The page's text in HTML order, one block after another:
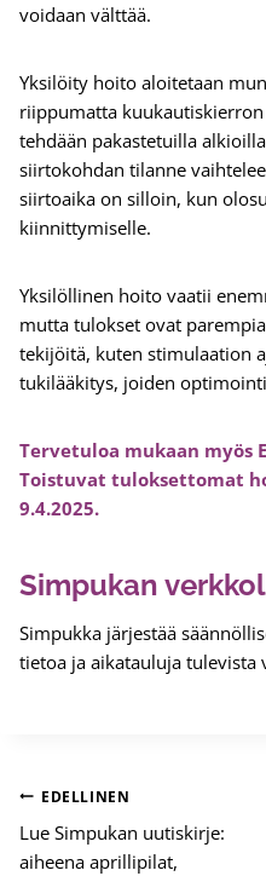
voidaan välttää.
Yksilöity hoito aloitetaan
riippumatta
tehdään pakastetuilla
siirtokohdan tilanne
siirtoaika on silloin, kun
kiinnittymiselle.
Yksilöllinen hoito vaatii
mutta tulokset ovat
tekijöitä, kuten stimulaation
tukilääkitys, joiden
Tervetuloa mukaan myös
Toistuvat tuloksettomat
9.4.2025.
Simpukan
Simpukka järjestää
tietoa ja aikatauluja tulevista
Artikkelien
selaus
EDELLINEN
Lue Simpukan uutiskirje:
aiheena aprillipilat,